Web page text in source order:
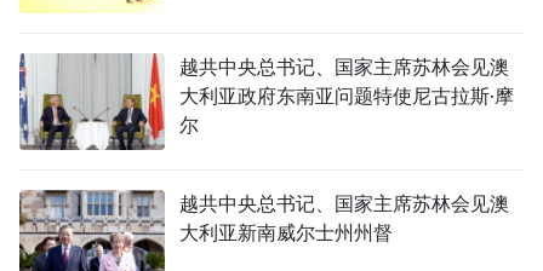
越共中央总书记、国家主席苏林会见澳
大利亚政府东南亚问题特使尼古拉斯·摩
尔
越共中央总书记、国家主席苏林会见澳
大利亚新南威尔士州州督